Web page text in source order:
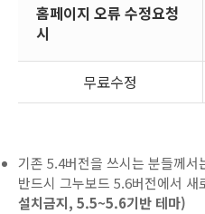
홈페이지 오류 수정요청
시
무료수정
기존 5.4버전을 쓰시는 분들께
반드시 그누보드 5.6버전에서 새
설치금지, 5.5~5.6기반 테마)